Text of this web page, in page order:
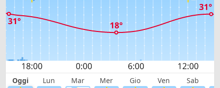
Oggi Lun Mar Mer Gio Ven Sab